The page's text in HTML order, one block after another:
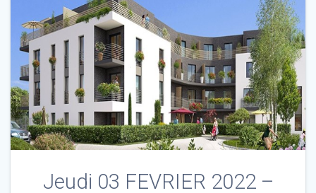
Jeudi 03 FEVRIER 2022 –